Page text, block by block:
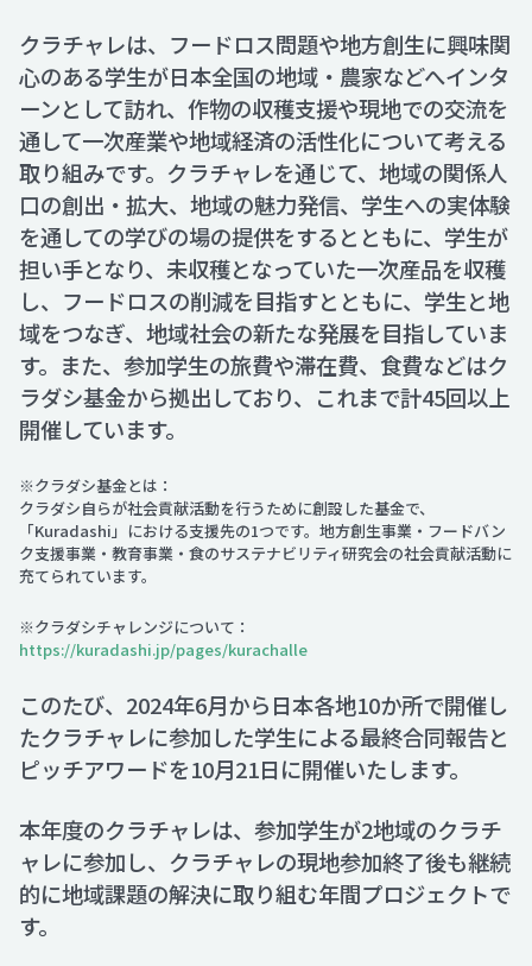
クラチャレは、フードロス問題や地方創生に興味関
心のある学生が日本全国の地域・農家などへインタ
ーンとして訪れ、作物の収穫支援や現地での交流を
通して一次産業や地域経済の活性化について考える
取り組みです。クラチャレを通じて、地域の関係人
口の創出・拡大、地域の魅力発信、学生への実体験
を通しての学びの場の提供をするとともに、学生が
担い手となり、未収穫となっていた一次産品を収穫
し、フードロスの削減を目指すとともに、学生と地
域をつなぎ、地域社会の新たな発展を目指していま
す。また、参加学生の旅費や滞在費、食費などはク
ラダシ基金から拠出しており、これまで計45回以上
開催しています。
※クラダシ基金とは：
クラダシ自らが社会貢献活動を行うために創設した基金で、
「Kuradashi」における支援先の1つです。地方創生事業・フードバン
ク支援事業・教育事業・食のサステナビリティ研究会の社会貢献活動に
充てられています。
※クラダシチャレンジについて：
https://kuradashi.jp/pages/kurachalle
このたび、2024年6月から日本各地10か所で開催し
たクラチャレに参加した学生による最終合同報告と
ピッチアワードを10月21日に開催いたします。
本年度のクラチャレは、参加学生が2地域のクラチ
ャレに参加し、クラチャレの現地参加終了後も継続
的に地域課題の解決に取り組む年間プロジェクトで
す。